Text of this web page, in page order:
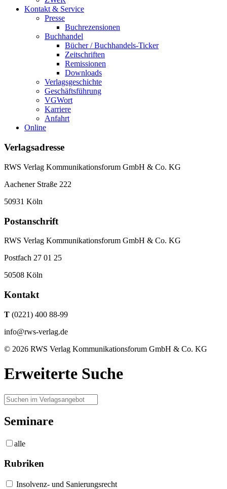
Kontakt & Service
Presse
Buchrezensionen
Buchhandel
Bücher / Buchhandels-Ticker
Zeitschriften
Remissionen
Downloads
Verlagsgeschichte
Geschäftsführung
VGWort
Karriere
Anfahrt
Online
Verlagsadresse
RWS Verlag Kommunikationsforum GmbH & Co. KG
Aachener Straße 222
50931 Köln
Postanschrift
RWS Verlag Kommunikationsforum GmbH & Co. KG
Postfach 27 01 25
50508 Köln
Kontakt
T (0221) 400 88-99
info@rws-verlag.de
© 2026 RWS Verlag Kommunikationsforum GmbH & Co. KG
Erweiterte Suche
Seminare
alle
Rubriken
Insolvenz- und Sanierungsrecht